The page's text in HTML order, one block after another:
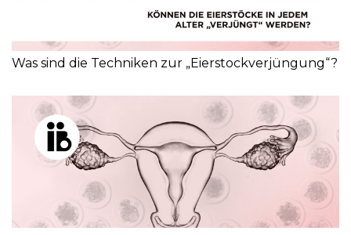
Was sind die Techniken zur „Eierstockverjüngung“?